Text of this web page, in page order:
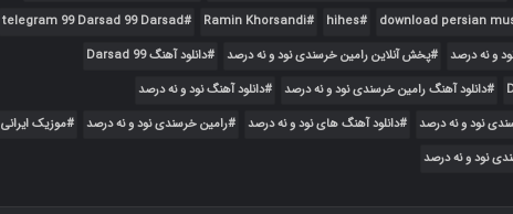
download persian
hihes
Ramin Khorsandi
telegram 99 Darsad 99 Darsad
پخش آنلاین رامین خرسندی نود و نه درصد
دانلود آهنگ 99 Darsad
دانلود آهنگ رامین خرسندی نود و نه درصد
دانلود آهنگ نود و نه درصد
نود و نه درصد
دانلود آهنگ های نود و نه درصد رامین خرسندی نود و نه درصد
موزیک ایرانی
نود و نه درصد